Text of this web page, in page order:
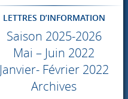
LETTRES D’INFORMATION
Saison 2025-2026
Mai – Juin 2022
Janvier- Février 2022
Archives